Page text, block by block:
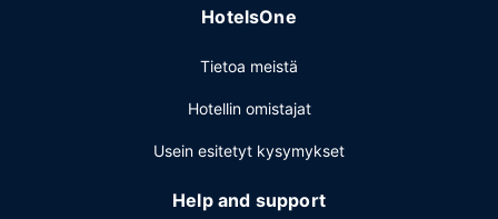
HotelsOne
Tietoa meistä
Hotellin omistajat
Usein esitetyt kysymykset
Help and support